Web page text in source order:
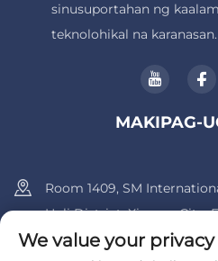
sinusuportahan ng
teknolohikal na karanasan.
MAKIPAG-
Room 1409, SM
Huli District, Xiamen City,
+86-13600956803
We value your privacy